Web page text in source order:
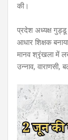
की।
प्रदेश अध्यक्ष गुड्डू
आधार शिक्षक
मानव श्रृंखला में
उन्नाव, वाराणसी,